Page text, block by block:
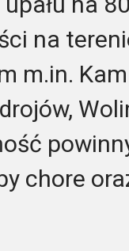
na
m.in.
chore